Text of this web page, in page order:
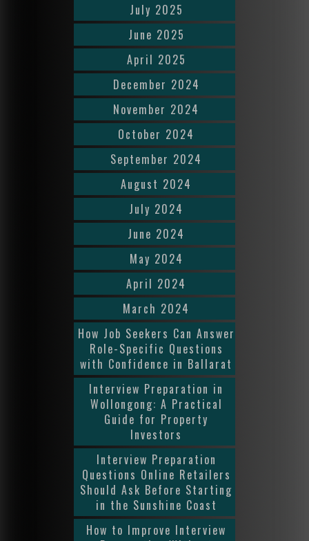
July 2025
June 2025
April 2025
December 2024
November 2024
October 2024
September 2024
August 2024
July 2024
June 2024
May 2024
April 2024
March 2024
How Job Seekers Can Answer
Role-Specific Questions
with Confidence in Ballarat
Interview Preparation in
Wollongong: A Practical
Guide for Property
Investors
Interview Preparation
Questions Online Retailers
Should Ask Before Starting
in the Sunshine Coast
How to Improve Interview